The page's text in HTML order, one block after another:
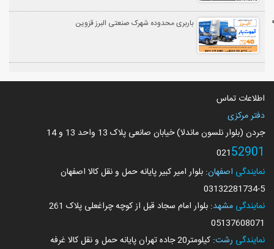
باربری محدوده شهرک صنعتی البرز قزوین
اطلاعات تماس
دفتر مرکزی
جردن (بلوار نلسون ماندلا) خیابان صانعی پلاک 13 واحد 13 و 14
02152901
نمایندگی اصفهان: بلوار امیر کبیر پایانه حمل و نقل کالا اصفهان
03132281734-5
نمایندگی مشهد: بلوار امام سجاد قبل از کوچه چراغعلی پلاک 261
05137608071
نمایندگی رشت: کیلومتر20 جاده تهران پایانه حمل و نقل کالا غرفه